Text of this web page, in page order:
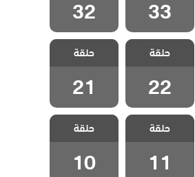
33
32
مسلسل هذا
العالم لا يسعني
مدبلج الحلقة 22
حلقة
22
مسلسل هذا
العالم لا يسعني
مدبلج الحلقة 21
حلقة
21
مسلسل هذا
العالم لا يسعني
مدبلج الحلقة 11
حلقة
11
مسلسل هذا
العالم لا يسعني
مدبلج الحلقة 10
حلقة
10